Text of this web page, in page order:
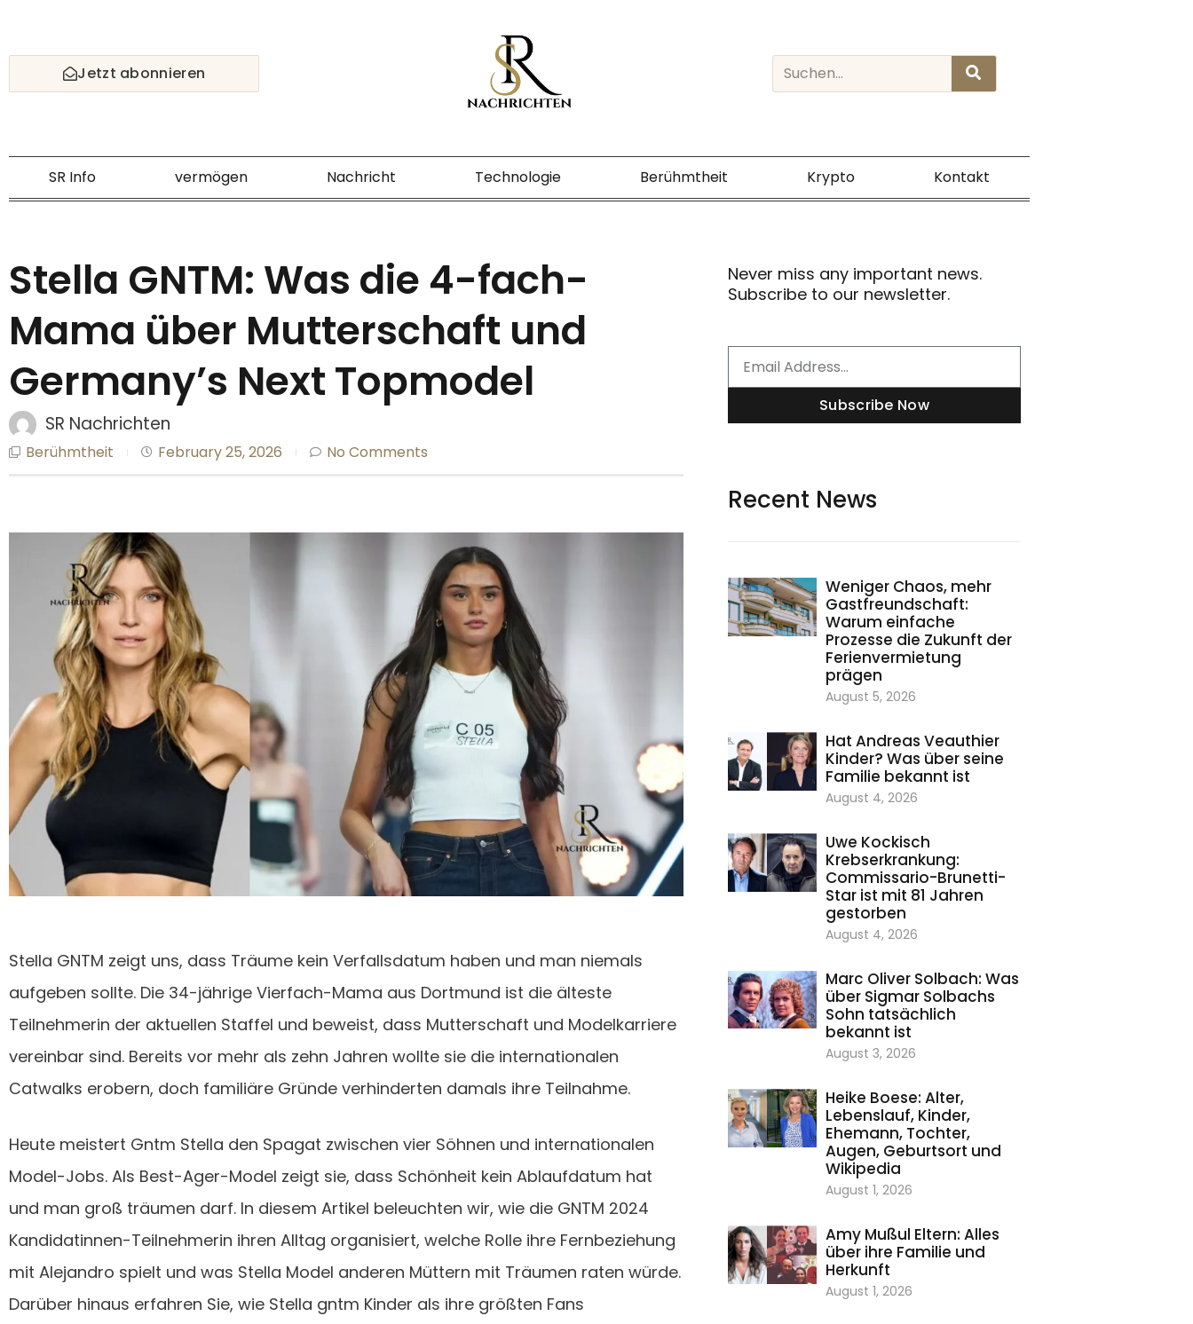
content
Jetzt abonnieren
Search
SR Info vermögen Nachricht Technologie Berühmtheit Krypto Kontakt
Stella GNTM: Was die 4-fach-
Mama über Mutterschaft und
Germany’s Next Topmodel
SR Nachrichten
Berühmtheit February 25, 2026 No Comments
Stella GNTM zeigt uns, dass Träume kein Verfallsdatum haben und man niemals
aufgeben sollte. Die 34-jährige Vierfach-Mama aus Dortmund ist die älteste
Teilnehmerin der aktuellen Staffel und beweist, dass Mutterschaft und Modelkarriere
vereinbar sind. Bereits vor mehr als zehn Jahren wollte sie die internationalen
Catwalks erobern, doch familiäre Gründe verhinderten damals ihre Teilnahme.
Heute meistert Gntm Stella den Spagat zwischen vier Söhnen und internationalen
Model-Jobs. Als Best-Ager-Model zeigt sie, dass Schönheit kein Ablaufdatum hat
und man groß träumen darf. In diesem Artikel beleuchten wir, wie die GNTM 2024
Kandidatinnen-Teilnehmerin ihren Alltag organisiert, welche Rolle ihre Fernbeziehung
mit Alejandro spielt und was Stella Model anderen Müttern mit Träumen raten würde.
Darüber hinaus erfahren Sie, wie Stella gntm Kinder als ihre größten Fans
Never miss any important news.
Subscribe to our newsletter.
Subscribe Now
Recent News
Weniger Chaos, mehr
Gastfreundschaft:
Warum einfache
Prozesse die Zukunft der
Ferienvermietung
prägen
August 5, 2026
Hat Andreas Veauthier
Kinder? Was über seine
Familie bekannt ist
August 4, 2026
Uwe Kockisch
Krebserkrankung:
Commissario-Brunetti-
Star ist mit 81 Jahren
gestorben
August 4, 2026
Marc Oliver Solbach: Was
über Sigmar Solbachs
Sohn tatsächlich
bekannt ist
August 3, 2026
Heike Boese: Alter,
Lebenslauf, Kinder,
Ehemann, Tochter,
Augen, Geburtsort und
Wikipedia
August 1, 2026
Amy Mußul Eltern: Alles
über ihre Familie und
Herkunft
August 1, 2026